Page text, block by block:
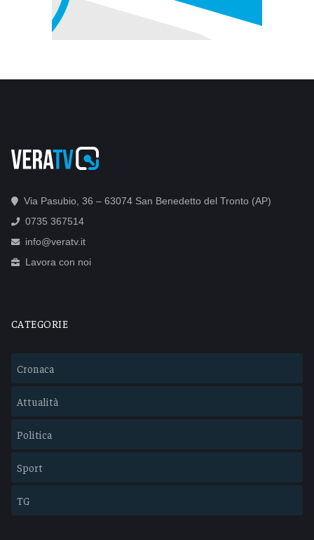
Via Pasubio, 36 – 63074 San Benedetto del Tronto (AP)
0735 367514
info@veratv.it
Lavora con noi
CATEGORIE
Cronaca
Attualità
Politica
Sport
TG